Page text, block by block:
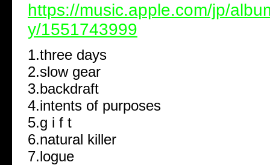
https://music.apple.com/jp/
y/1551743999
1.three days
2.slow gear
3.backdraft
4.intents of purposes
5.g i f t
6.natural killer
7.logue